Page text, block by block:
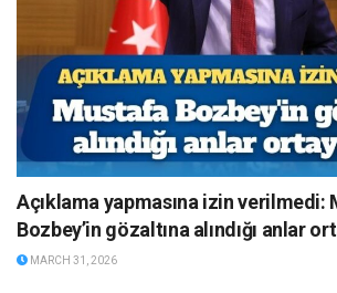
Açıklama yapmasına izin verilmedi:
Bozbey’in gözaltına alındığı anlar
MARCH 31, 2026